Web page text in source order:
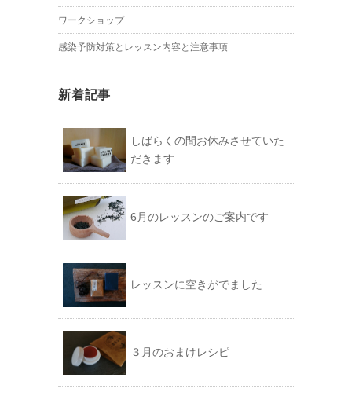
ワークショップ
感染予防対策とレッスン内容と注意事項
新着記事
しばらくの間お休みさせていた
だきます
6月のレッスンのご案内です
レッスンに空きがでました
３月のおまけレシピ